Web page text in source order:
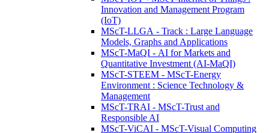
Innovation and Management Program
(IoT)
MScT-LLGA - Track : Large Language
Models, Graphs and Applications
MScT-MaQI - AI for Markets and
Quantitative Investment (AI-MaQI)
MScT-STEEM - MScT-Energy
Environment : Science Technology &
Management
MScT-TRAI - MScT-Trust and
Responsible AI
MScT-ViCAI - MScT-Visual Computing